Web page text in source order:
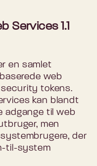
Services 1.1
en samlet
web
tokens.
kan blandt
adgange til web
men
der
til-system